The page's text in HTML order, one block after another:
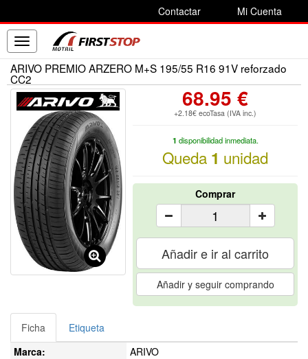
Contactar Mi Cuenta
Toggle
navigation
ARIVO PREMIO ARZERO M+S 195/55 R16 91V reforzado
CC2
68.95 €
+2.18€ ecoTasa (IVA inc.)
1 disponibilidad inmediata.
Queda 1 unidad
Comprar
Añadir e ir al carrito
Añadir y seguir comprando
Ficha
Etiqueta
Marca:
ARIVO